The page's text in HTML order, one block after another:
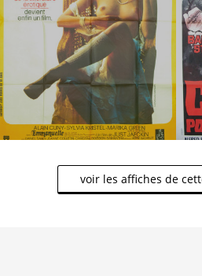
voir les affiches de